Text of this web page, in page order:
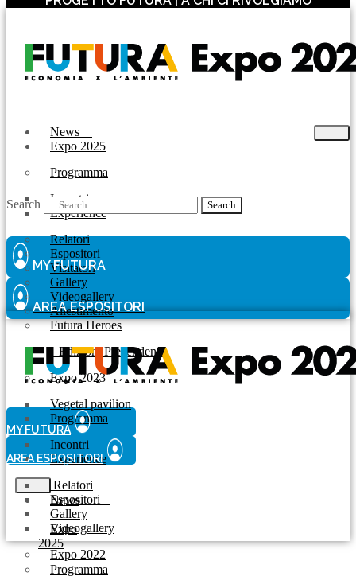
News
Expo 2025
Programma
Incontri
Experience
Relatori
Espositori
Visitatori
Gallery
Videogallery
Allestimento
Futura Heroes
| Edizioni Precendenti
Expo 2023
Vegetal pavilion
Programma
Incontri
Experience
Relatori
Espositori
Gallery
Videogallery
Expo 2022
Search Search
MY FUTURA
AREA ESPOSITORI
MY FUTURA
AREA ESPOSITORI
News
Expo
2025
Programma